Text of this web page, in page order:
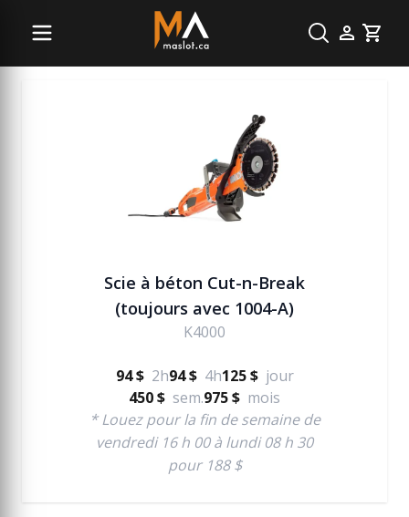
Cart
Béton
Scie à béton Cut-n-Break
(toujours avec 1004-A)
K4000
94 $ 2h94 $ 4h125 $ jour
450 $ sem.975 $ mois
* Louez pour la fin de semaine de
vendredi 16 h 00 à lundi 08 h 30
pour 188 $